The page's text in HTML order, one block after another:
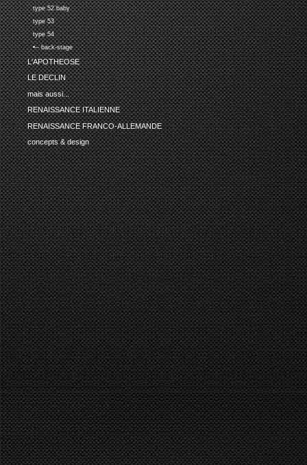
type 52 baby
type 53
type 54
•-- back-stage
L'APOTHEOSE
LE DECLIN
mais aussi...
RENAISSANCE ITALIENNE
RENAISSANCE FRANCO-ALLEMANDE
concepts & design